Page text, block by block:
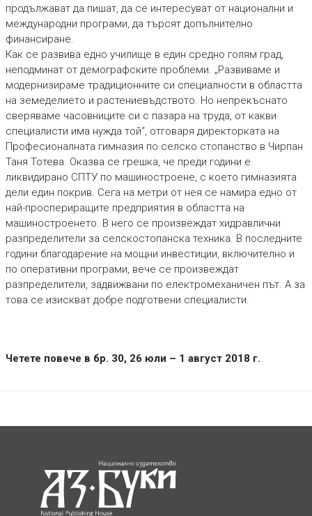
продължават да пишат, да се интересуват от национални и
международни програми, да търсят допълнително
финансиране.
Как се развива едно училище в един средно голям град,
неподминат от демографските проблеми. „Развиваме и
модернизираме традиционните си специалности в областта
на земеделието и растениевъдството. Но непрекъснато
сверяваме часовниците си с пазара на труда, от какви
специалисти има нужда той“, отговаря директорката на
Професионалната гимназия по селско стопанство в Чирпан
Таня Тотева. Оказва се грешка, че преди години е
ликвидирано СПТУ по машиностроене, с което гимназията
дели един покрив. Сега на метри от нея се намира едно от
най-проспериращите предприятия в областта на
машиностроенето. В него се произвеждат хидравлични
разпределители за селскостопанска техника. В последните
години благодарение на мощни инвестиции, включително и
по оперативни програми, вече се произвеждат
разпределители, задвижвани по електромеханичен път. А за
това се изискват добре подготвени специалисти.
Четете повече в бр. 30, 26 юли – 1 август 2018 г.